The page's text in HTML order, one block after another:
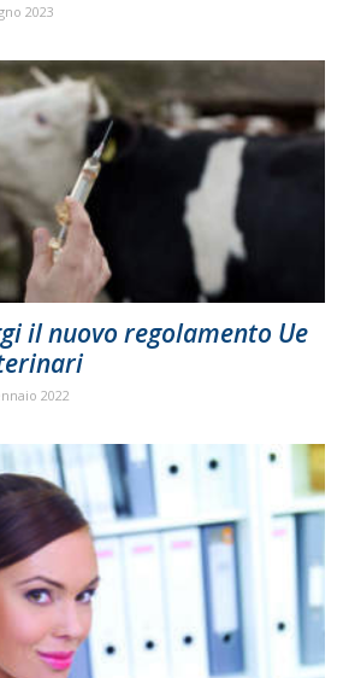
2023
il nuovo regolamento Ue
2022